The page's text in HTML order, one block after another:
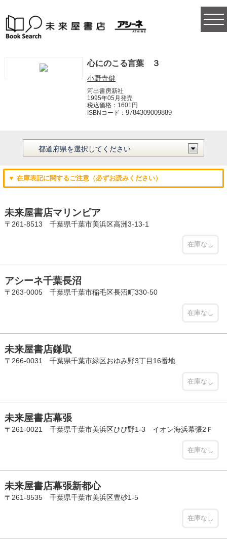
心にのこる言葉 ３
小野寺健
河出書房新社
1995年05月発売
税込価格：1601円
ISBNコード：9784309009889
▼ 在庫表記に関するご注意（必ずお読みください）
未来屋書店マリンピア
〒261-8513 千葉県千葉市美浜区高洲3-13-1
在庫なし
アシーネ千葉長沼
〒263-0005 千葉県千葉市稲毛区長沼町330-50
在庫なし
未来屋書店鎌取
〒266-0031 千葉県千葉市緑区おゆみ野3丁目16番地
在庫なし
未来屋書店幕張
〒261-0021 千葉県千葉市美浜区ひび野1-3 イオン海浜幕張2Ｆ
在庫なし
未来屋書店幕張新都心
〒261-8535 千葉県千葉市美浜区豊砂1-5
在庫なし